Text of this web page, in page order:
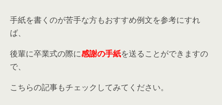
手紙を書くのが苦手な方もおすすめ例文を参考にすれ
ば、
後輩に卒業式の際に感謝の手紙を送ることができますの
で、
こちらの記事もチェックしてみてください。